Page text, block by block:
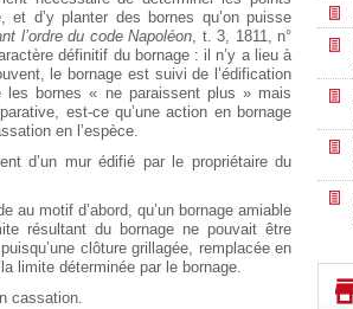
d’y planter des bornes qu’on puisse
l’ordre du code Napoléon , t. 3, 1811, n°
définitif du bornage : il n’y a lieu à
le bornage est suivi de l’édification
les bornes « ne paraissent plus » mais
est-ce qu’une action en bornage
en l’espèce.
d’un mur édifié par le propriétaire du
au motif d’abord, qu’un bornage amiable
résultant du bornage ne pouvait être
clôture grillagée, remplacée en
limite déterminée par le bornage.
cassation.